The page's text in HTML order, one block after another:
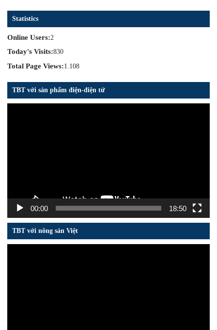
Statistics
Online Users:2
Today's Visits:830
Total Page Views:1.108
TBT với sản phẩm điện-điện tử
00:00 18:50
TBT với nông sản Việt